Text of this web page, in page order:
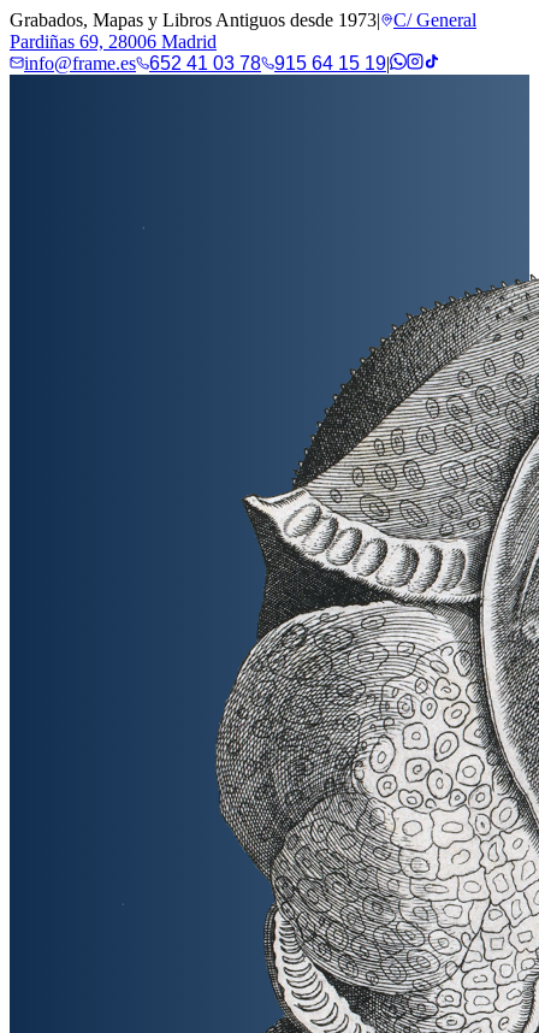
Grabados, Mapas y Libros Antiguos desde 1973|
C/ General
Pardiñas 69, 28006 Madrid
info@frame.es
652 41 03 78 915 64 15 19|